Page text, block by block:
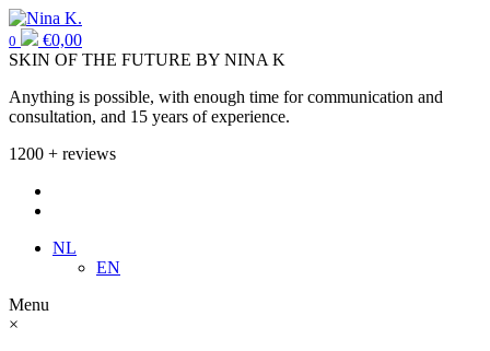
0 €0,00
SKIN OF THE FUTURE BY NINA K
Anything is possible, with enough time for communication and
consultation, and 15 years of experience.
1200 + reviews
NL
EN
Menu
×